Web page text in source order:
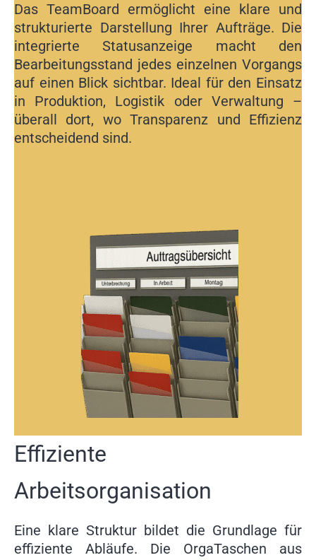
Das TeamBoard ermöglicht eine klare und
strukturierte Darstellung Ihrer Aufträge. Die
integrierte Statusanzeige macht den
Bearbeitungsstand jedes einzelnen Vorgangs
auf einen Blick sichtbar. Ideal für den Einsatz
in Produktion, Logistik oder Verwaltung –
überall dort, wo Transparenz und Effizienz
entscheidend sind.
Effiziente
Arbeitsorganisation
Eine klare Struktur bildet die Grundlage für
effiziente Abläufe. Die OrgaTaschen aus